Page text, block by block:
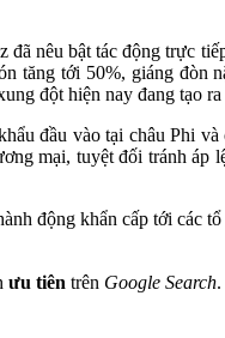
nêu bật tác động trực
tăng tới 50%, giáng đòn
đột hiện nay đang tạo
đầu vào tại châu Phi
mại, tuyệt đối tránh
động khẩn cấp tới các
ưu tiên trên Google Search.